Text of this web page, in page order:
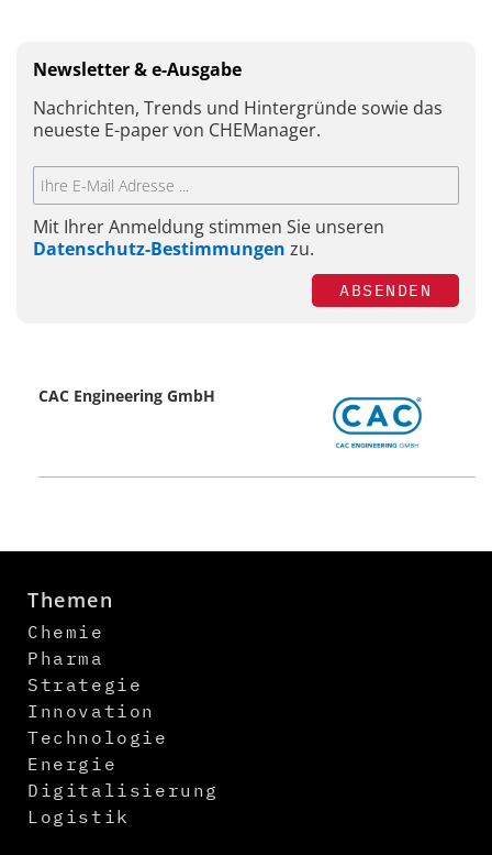
Newsletter & e-Ausgabe
Nachrichten, Trends und Hintergründe sowie das
neueste E-paper von CHEManager.
Mit Ihrer Anmeldung stimmen Sie unseren
Datenschutz-Bestimmungen zu.
ABSENDEN
CAC Engineering GmbH
Themen
Chemie
Pharma
Strategie
Innovation
Technologie
Energie
Digitalisierung
Logistik